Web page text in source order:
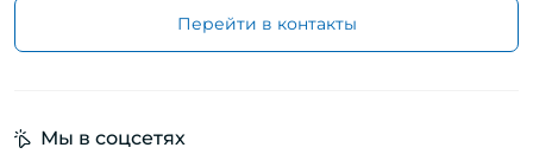
Перейти в контакты
Мы в соцсетях